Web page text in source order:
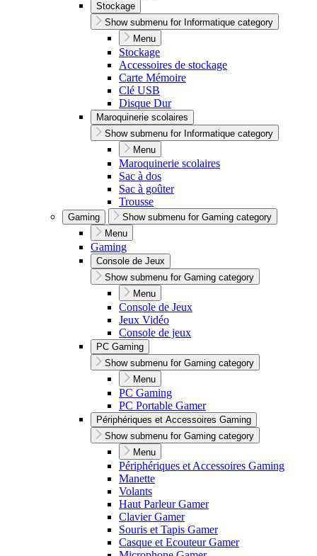
Stockage
Show submenu for Informatique category
Menu
Stockage
Accessoires de stockage
Carte Mémoire
Clé USB
Disque Dur
Maroquinerie scolaires
Show submenu for Informatique category
Menu
Maroquinerie scolaires
Sac à dos
Sac à goûter
Trousse
Gaming
Show submenu for Gaming category
Menu
Gaming
Console de Jeux
Show submenu for Gaming category
Menu
Console de Jeux
Jeux Vidéo
Console de jeux
PC Gaming
Show submenu for Gaming category
Menu
PC Gaming
PC Portable Gamer
Périphériques et Accessoires Gaming
Show submenu for Gaming category
Menu
Périphériques et Accessoires Gaming
Manette
Volants
Haut Parleur Gamer
Clavier Gamer
Souris et Tapis Gamer
Casque et Ecouteur Gamer